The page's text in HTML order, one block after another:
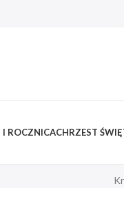
I ROCZNICACHRZEST